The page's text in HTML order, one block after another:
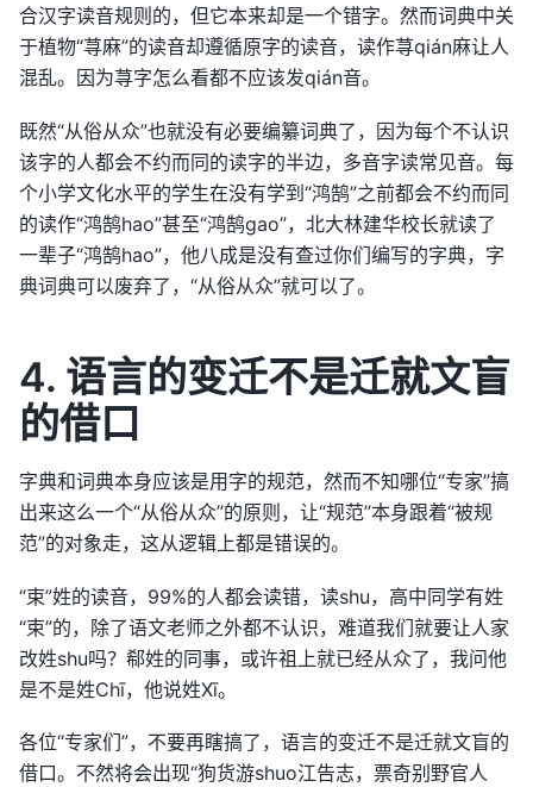
合汉字读音规则的，但它本来却是一个错字。然而词典中关
于植物“荨麻”的读音却遵循原字的读音，读作荨qián麻让人
混乱。因为荨字怎么看都不应该发qián音。
既然“从俗从众”也就没有必要编纂词典了，因为每个不认识
该字的人都会不约而同的读字的半边，多音字读常见音。每
个小学文化水平的学生在没有学到“鸿鹄”之前都会不约而同
的读作“鸿鹄hao”甚至“鸿鹄gao”，北大林建华校长就读了
一辈子“鸿鹄hao”，他八成是没有查过你们编写的字典，字
典词典可以废弃了，“从俗从众”就可以了。
4. 语言的变迁不是迁就文盲
的借口
字典和词典本身应该是用字的规范，然而不知哪位“专家”搞
出来这么一个“从俗从众”的原则，让“规范”本身跟着“被规
范”的对象走，这从逻辑上都是错误的。
“束”姓的读音，99%的人都会读错，读shu，高中同学有姓
“束”的，除了语文老师之外都不认识，难道我们就要让人家
改姓shu吗？郗姓的同事，或许祖上就已经从众了，我问他
是不是姓Chī，他说姓Xī。
各位“专家们”，不要再瞎搞了，语言的变迁不是迁就文盲的
借口。不然将会出现“狗货游shuo江告志，票奇别野官人